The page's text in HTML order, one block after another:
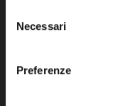
delNecessari
Preferenze